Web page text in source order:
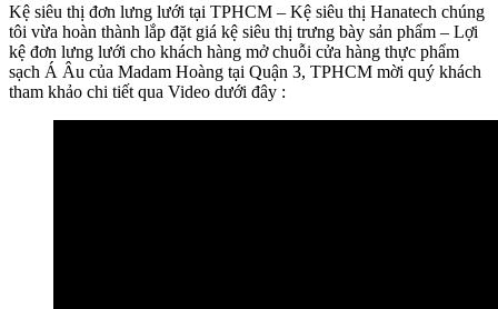
Kệ siêu thị đơn lưng lưới tại TPHCM – Kệ siêu thị Hanatech chúng
tôi vừa hoàn thành lắp đặt giá kệ siêu thị trưng bày sản phẩm – Lợi
kệ đơn lưng lưới cho khách hàng mở chuỗi cửa hàng thực phẩm
sạch Á Âu của Madam Hoàng tại Quận 3, TPHCM mời quý khách
tham khảo chi tiết qua Video dưới đây :